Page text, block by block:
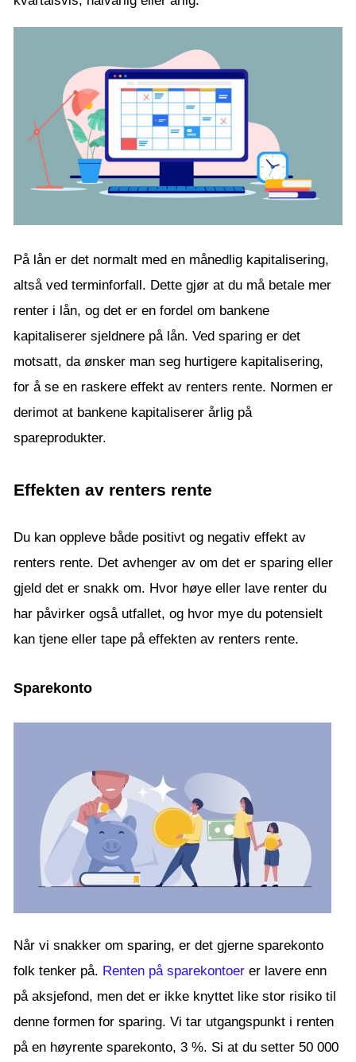
På lån er det normalt med en månedlig kapitalisering,
altså ved terminforfall. Dette gjør at du må betale mer
renter i lån, og det er en fordel om bankene
kapitaliserer sjeldnere på lån. Ved sparing er det
motsatt, da ønsker man seg hurtigere kapitalisering,
for å se en raskere effekt av renters rente. Normen er
derimot at bankene kapitaliserer årlig på
spareprodukter.
Effekten av renters rente
Du kan oppleve både positivt og negativ effekt av
renters rente. Det avhenger av om det er sparing eller
gjeld det er snakk om. Hvor høye eller lave renter du
har påvirker også utfallet, og hvor mye du potensielt
kan tjene eller tape på effekten av renters rente.
Sparekonto
Når vi snakker om sparing, er det gjerne sparekonto
folk tenker på. Renten på sparekontoer er lavere enn
på aksjefond, men det er ikke knyttet like stor risiko til
denne formen for sparing. Vi tar utgangspunkt i renten
på en høyrente sparekonto, 3 %. Si at du setter 50 000